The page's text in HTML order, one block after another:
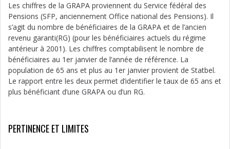
Les chiffres de la GRAPA proviennent du Service fédéral des
Pensions (SFP, anciennement Office national des Pensions). Il
s’agit du nombre de bénéficiaires de la GRAPA et de l’ancien
revenu garanti(RG) (pour les bénéficiaires actuels du régime
antérieur à 2001). Les chiffres comptabilisent le nombre de
bénéficiaires au 1er janvier de l’année de référence. La
population de 65 ans et plus au 1er janvier provient de Statbel.
Le rapport entre les deux permet d’identifier le taux de 65 ans et
plus bénéficiant d’une GRAPA ou d’un RG.
PERTINENCE ET LIMITES